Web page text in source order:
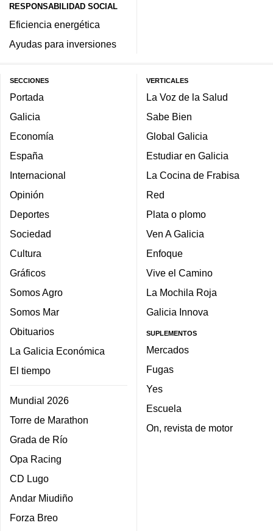
RESPONSABILIDAD SOCIAL
Eficiencia energética
Ayudas para inversiones
SECCIONES
Portada
Galicia
Economía
España
Internacional
Opinión
Deportes
Sociedad
Cultura
Gráficos
Somos Agro
Somos Mar
Obituarios
La Galicia Económica
El tiempo
Mundial 2026
Torre de Marathon
Grada de Río
Opa Racing
CD Lugo
Andar Miudiño
Forza Breo
VERTICALES
La Voz de la Salud
Sabe Bien
Global Galicia
Estudiar en Galicia
La Cocina de Frabisa
Red
Plata o plomo
Ven A Galicia
Enfoque
Vive el Camino
La Mochila Roja
Galicia Innova
SUPLEMENTOS
Mercados
Fugas
Yes
Escuela
On, revista de motor